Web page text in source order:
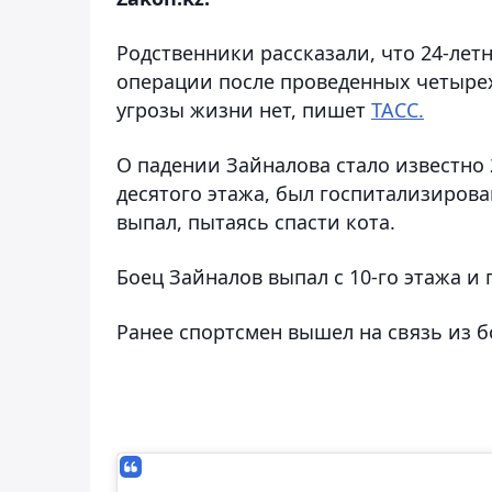
Родственники рассказали, что 24-
операции после проведенных
угрозы жизни нет, пишет ТАСС.
О падении Зайналова стало
десятого этажа, был
выпал, пытаясь спасти кота.
Боец Зайналов выпал с 10-го этажа
Ранее спортсмен вышел на связь из